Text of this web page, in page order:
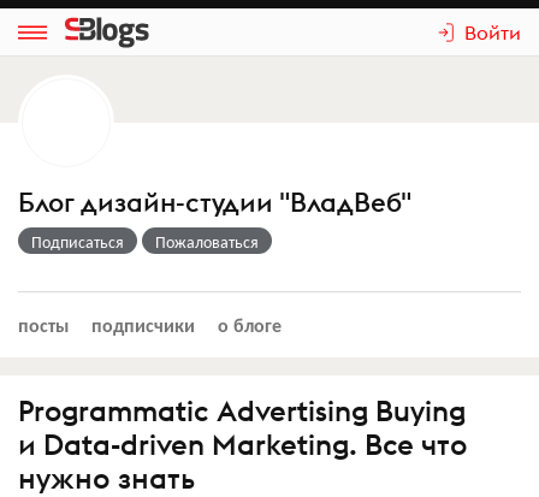
Войти
Блог дизайн-студии "ВладВеб"
Подписаться Пожаловаться
посты подписчики о блоге
Programmatic Advertising Buying
и Data-driven Marketing. Все что
нужно знать